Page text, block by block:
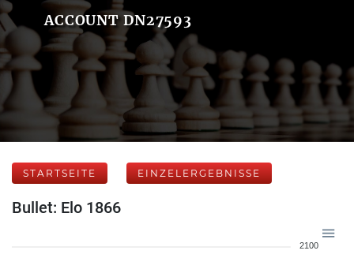
ACCOUNT DN27593
STARTSEITE EINZELERGEBNISSE
Bullet: Elo 1866
2100